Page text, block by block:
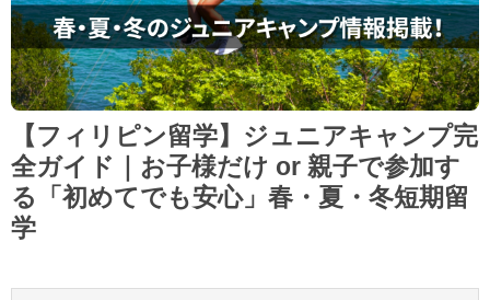
【フィリピン留学】ジュニアキャンプ完
全ガイド｜お子様だけ or 親子で参加す
る「初めてでも安心」春・夏・冬短期留
学